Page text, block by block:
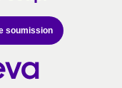
soumission